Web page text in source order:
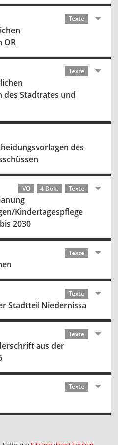
Texte
OR
Texte
des Stadtrates und
des
VO 4 Dok. Texte
Kindertagespflege
2030
Texte
Texte
Stadtteil Niedernissa
Texte
aus der
Texte